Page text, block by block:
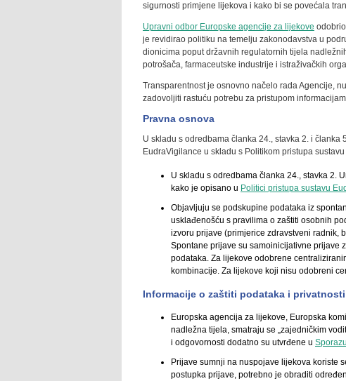
sigurnosti primjene lijekova i kako bi se povećala
Upravni odbor Europske agencije za lijekove
je revidirao politiku na temelju zakonodavstva u
dionicima poput državnih regulatornih tijela
potrošača, farmaceutske industrije i istraživačkih
Transparentnost je osnovno načelo rada Agencije,
zadovoljiti rastuću potrebu za pristupom
Pravna osnova
U skladu s odredbama članka 24., stavka 2. i članka
EudraVigilance u skladu s Politikom pristupa
U skladu s odredbama članka 24., stavka 2.
kako je opisano u Politici pristupa sustavu
Objavljuju se podskupine podataka iz
usklađenošću s pravilima o zaštiti osobnih
izvoru prijave (primjerice zdravstveni radnik,
Spontane prijave su samoinicijativne prijave
podataka. Za lijekove odobrene
kombinacije. Za lijekove koji nisu odobreni
Informacije o zaštiti podataka i privatnosti
Europska agencija za lijekove, Europska
nadležna tijela, smatraju se „zajedničkim
i odgovornosti dodatno su utvrđene u
Prijave sumnji na nuspojave lijekova koriste
postupka prijave, potrebno je obraditi